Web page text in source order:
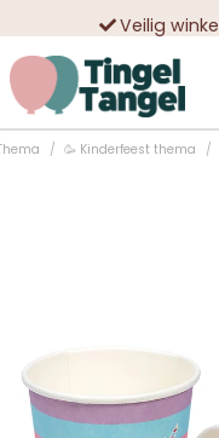
Veilig
🥳 Kinderfeest thema